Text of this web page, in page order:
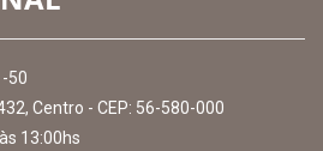
50
Centro - CEP: 56-580-000
13:00hs